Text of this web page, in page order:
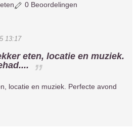
0 Beoordelingen
13:17
eten, locatie en muziek.
locatie en muziek. Perfecte avond